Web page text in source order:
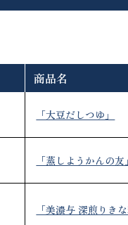
商品名
「大豆だしつゆ」
「蒸しようかんの友
「美濃与 深煎りき